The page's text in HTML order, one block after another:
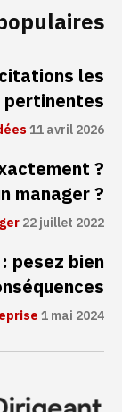
les
pertinentes
11 avril 2026
?
manager ?
22 juillet 2022
pesez bien
1 mai 2024